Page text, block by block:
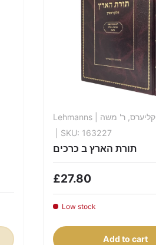
Lehmanns
| קליערס, ר' משה
| SKU: 163227
תורת הארץ ב כרכים
£27.80
Low stock
Add to cart